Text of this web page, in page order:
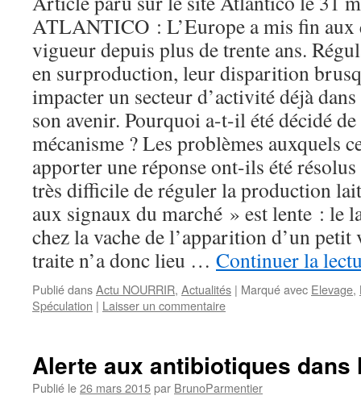
ATLANTICO : L’Europe a mis fin aux
vigueur depuis plus de trente ans.
en surproduction, leur disparition
impacter un secteur d’activité déjà
son avenir. Pourquoi a-t-il été décidé
mécanisme ? Les problèmes auxquels
apporter une réponse ont-ils été
très difficile de réguler la production
aux signaux du marché » est lente : le
chez la vache de l’apparition d’un petit
traite n’a donc lieu … Continuer la
Publié dansActu NOURRIR, Actualités | Marqué avec Elevage,
Spéculation | Laisser un commentaire
Alerte aux antibiotiques dans
Publié le26 mars 2015par BrunoParmentier